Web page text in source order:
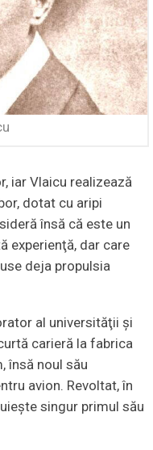
iar Vlaicu realizează
dotat cu aripi
însă că este un
experienţă, dar care
deja propulsia
al universităţii şi
carieră la fabrica
însă noul său
avion. Revoltat, în
singur primul său